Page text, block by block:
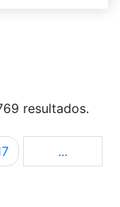
resultados.
TAB para
Página ...Páginas